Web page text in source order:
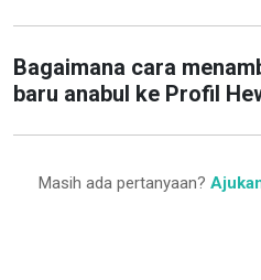
Bagaimana cara
baru anabul ke Profil
Masih ada pertanyaan?